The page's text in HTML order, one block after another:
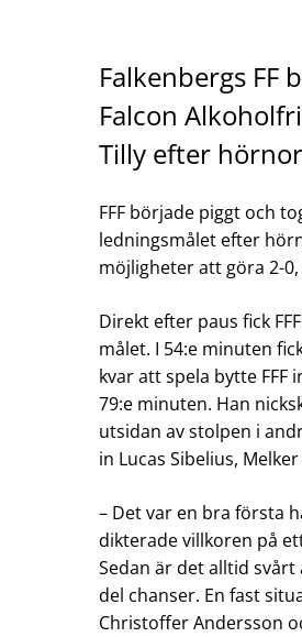
Falkenbergs FF
Falcon
Tilly efter
FFF började piggt och
ledningsmålet efter
möjligheter att göra 2-
Direkt efter paus fick
målet. I 54:e minuten
kvar att spela bytte FFF
79:e minuten. Han
utsidan av stolpen i
in Lucas Sibelius,
– Det var en bra första
dikterade villkoren på
Sedan är det alltid
del chanser. En fast
Christoffer Andersson